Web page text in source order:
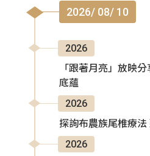
2026/ 08/ 10
2026
「跟著月亮」放映
底蘊
2026
探詢布農族尾椎療
2026